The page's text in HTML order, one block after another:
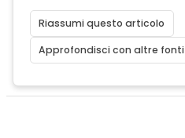
Riassumi questo articolo
Approfondisci con altre fonti